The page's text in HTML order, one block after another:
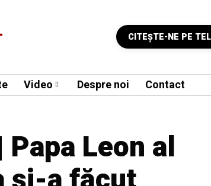
CITEŞTE-NE PE
Video Despre noi Contact
Papa Leon al